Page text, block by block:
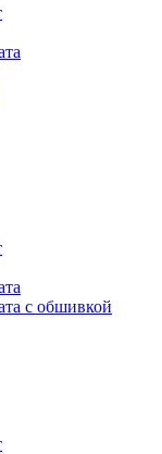
с обшивкой